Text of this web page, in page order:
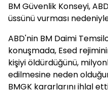
BM Güvenlik Konseyi,
üssünü vurması
ABD'nin BM Daimi
konuşmada, Esed
kişiyi öldürdüğünü,
edilmesine neden
BMGK kararlarını ihlal